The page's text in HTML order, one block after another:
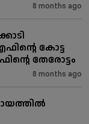
8 months ago
കോട്ട
തേരോട്ടം
8 months ago